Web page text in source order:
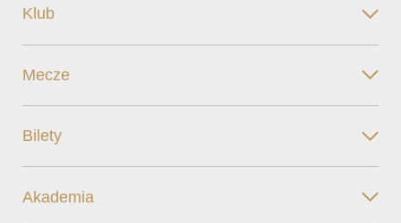
Klub
Mecze
Bilety
Akademia